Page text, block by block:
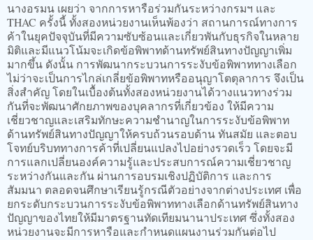
​นางอรมน เผยว่า จากการหารือร่วมกันระหว่างกรมฯ และ
THAC ครั้งนี้ ทั้งสองหน่วยงานเห็นพ้องว่า สถานการณ์ทางการ
ค้าในยุคปัจจุบันที่มีความซับซ้อนและเกี่ยวพันกับธุรกิจในหลาย
มิติและมีแนวโน้มจะเกิดข้อพิพาทด้านทรัพย์สินทางปัญญาเพิ่ม
มากขึ้น ดังนั้น การพัฒนากระบวนการระงับข้อพิพาททางเลือก
ไม่ว่าจะเป็นการไกล่เกลี่ยข้อพิพาทหรืออนุญาโตตุลาการ จึงเป็น
สิ่งสำคัญ โดยในเบื้องต้นทั้งสองหน่วยงานได้วางแนวทางร่วม
กันที่จะพัฒนาศักยภาพของบุคลากรที่เกี่ยวข้อง ให้มีความ
เชี่ยวชาญและเสริมทักษะความชำนาญในการระงับข้อพิพาท
ด้านทรัพย์สินทางปัญญาให้ครบถ้วนรอบด้าน ทันสมัย และตอบ
โจทย์บริบททางการค้าที่เปลี่ยนแปลงไปอย่างรวดเร็ว โดยจะมี
การแลกเปลี่ยนองค์ความรู้และประสบการณ์ความเชี่ยวชาญ
ระหว่างกันและกัน ผ่านการอบรมเชิงปฏิบัติการ และการ
สัมมนา ตลอดจนศึกษาเรียนรู้กรณีตัวอย่างจากต่างประเทศ เพื่อ
ยกระดับกระบวนการระงับข้อพิพาททางเลือกด้านทรัพย์สินทาง
ปัญญาของไทยให้มีมาตรฐานทัดเทียมนานาประเทศ ซึ่งทั้งสอง
หน่วยงานจะมีการหารือและกำหนดแผนงานร่วมกันต่อไป